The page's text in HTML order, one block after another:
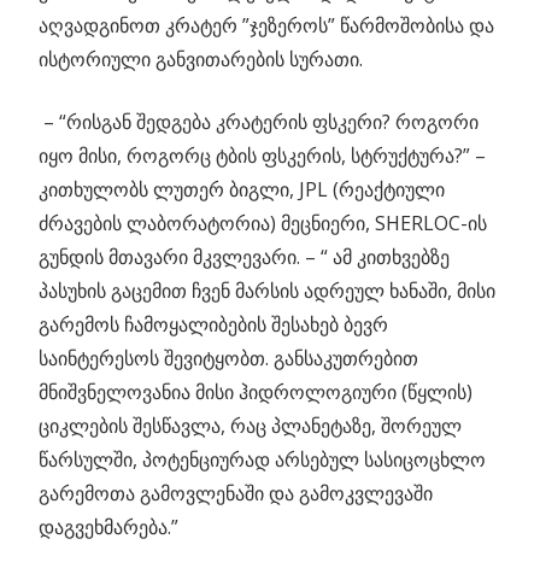
აღვადგინოთ კრატერ ”ჯეზეროს” წარმოშობისა და
ისტორიული განვითარების სურათი.
– “რისგან შედგება კრატერის ფსკერი? როგორი
იყო მისი, როგორც ტბის ფსკერის, სტრუქტურა?” –
კითხულობს ლუთერ ბიგლი, JPL (რეაქტიული
ძრავების ლაბორატორია) მეცნიერი, SHERLOC-ის
გუნდის მთავარი მკვლევარი. – “ ამ კითხვებზე
პასუხის გაცემით ჩვენ მარსის ადრეულ ხანაში, მისი
გარემოს ჩამოყალიბების შესახებ ბევრ
საინტერესოს შევიტყობთ. განსაკუთრებით
მნიშვნელოვანია მისი ჰიდროლოგიური (წყლის)
ციკლების შესწავლა, რაც პლანეტაზე, შორეულ
წარსულში, პოტენციურად არსებულ სასიცოცხლო
გარემოთა გამოვლენაში და გამოკვლევაში
დაგვეხმარება.”